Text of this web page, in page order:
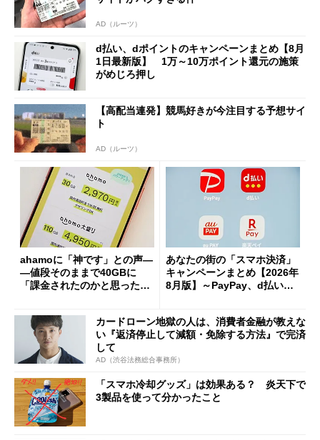
AD（ルーツ）
d払い、dポイントのキャンペーンまとめ【8月
1日最新版】 1万～10万ポイント還元の施策
がめじろ押し
【高配当連発】競馬好きが今注目する予想サイ
ト
AD（ルーツ）
ahamoに「神です」との声―
―値段そのままで40GBに
「課金されたのかと思った」
あなたの街の「スマホ決済」
キャンペーンまとめ【2026年
8月版】～PayPay、d払い、a
カードローン地獄の人は、消費者金融が教えな
い『返済停止して減額・免除する方法』で完済
して
AD（渋谷法務総合事務所）
「スマホ冷却グッズ」は効果ある？ 炎天下で
3製品を使って分かったこと